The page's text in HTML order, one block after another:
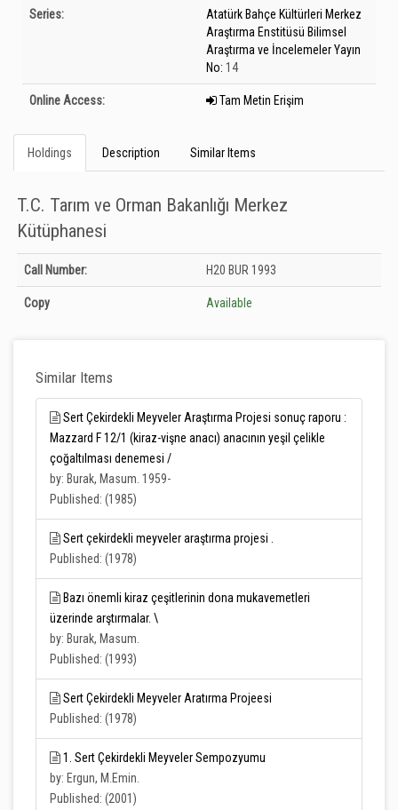
Series:
Atatürk Bahçe Kültürleri Merkez
Araştırma Enstitüsü Bilimsel
Araştırma ve İncelemeler Yayın
No: 14
Online Access: Tam Metin Erişim
Holdings Description Similar Items
T.C. Tarım ve Orman Bakanlığı Merkez
Kütüphanesi
Holdings details from T.C. Tarım ve Orman Bakanlığı Merkez Kütüphanesi:
Unknown
Call Number: H20 BUR 1993
Copy Available
Similar Items
Sert Çekirdekli Meyveler Araştırma Projesi sonuç raporu :
Mazzard F 12/1 (kiraz-vişne anacı) anacının yeşil çelikle
çoğaltılması denemesi /
by: Burak, Masum. 1959-
Published: (1985)
Sert çekirdekli meyveler araştırma projesi .
Published: (1978)
Bazı önemli kiraz çeşitlerinin dona mukavemetleri
üzerinde arştırmalar. \
by: Burak, Masum.
Published: (1993)
Sert Çekirdekli Meyveler Aratırma Projeesi
Published: (1978)
1. Sert Çekirdekli Meyveler Sempozyumu
by: Ergun, M.Emin.
Published: (2001)